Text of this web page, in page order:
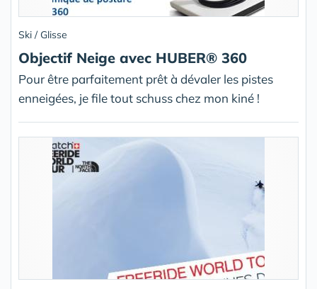
Ski / Glisse
Objectif Neige avec HUBER® 360
Pour être parfaitement prêt à dévaler les pistes
enneigées, je file tout schuss chez mon kiné !